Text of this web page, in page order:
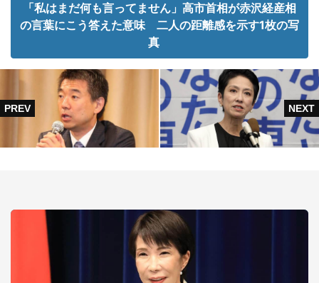
「私はまだ何も言ってません」高市首相が赤沢経産相
の言葉にこう答えた意味 二人の距離感を示す1枚の写
真